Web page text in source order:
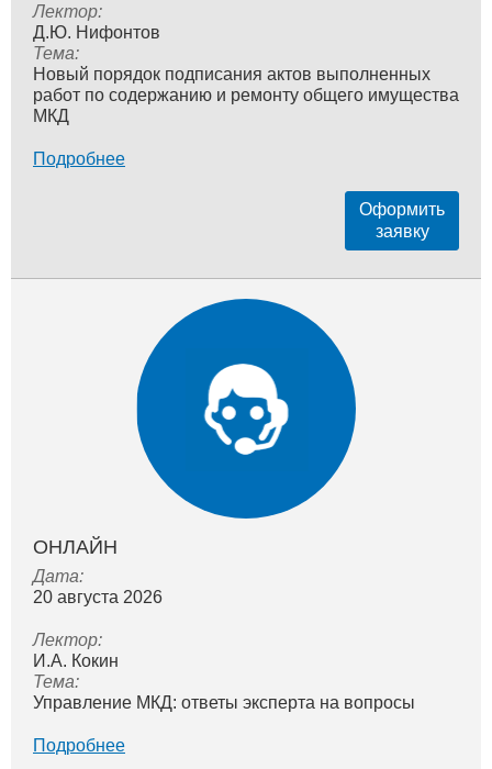
Лектор:
Д.Ю. Нифонтов
Тема:
Новый порядок подписания актов выполненных
работ по содержанию и ремонту общего имущества
МКД
Подробнее
Оформить
заявку
ОНЛАЙН
Дата:
20 августа 2026
Лектор:
И.А. Кокин
Тема:
Управление МКД: ответы эксперта на вопросы
Подробнее